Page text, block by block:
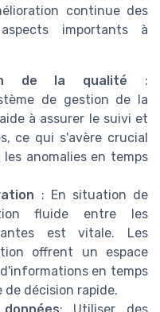
continue des
importants à
de la qualité :
de gestion de la
à assurer le suivi et
ce qui s'avère crucial
anomalies en temps
: En situation de
fluide entre les
est vitale. Les
offrent un espace
en temps
décision rapide.